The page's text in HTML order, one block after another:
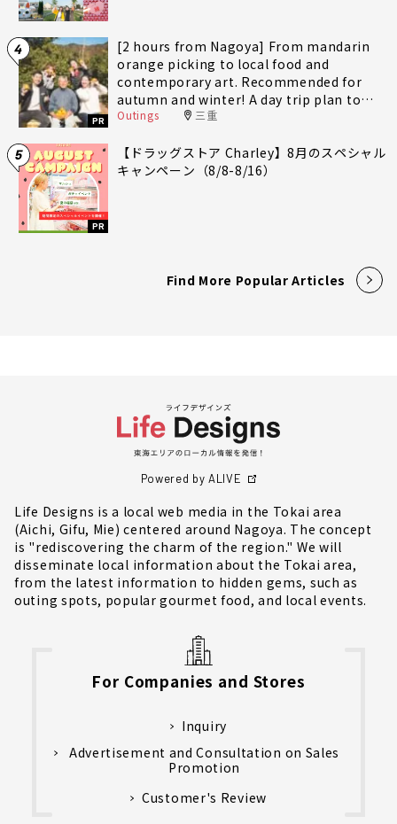
4
PR
[2 hours from Nagoya] From mandarin
orange picking to local food and
contemporary art. Recommended for
autumn and winter! A day trip plan to
fully enjoy Minami-Ise Town
Outings 三重
5
PR
【ドラッグストア Charley】8月のスペシャル
キャンペーン（8/8-8/16）
Find More Popular Articles
Powered by ALIVE
Life Designs is a local web media in the Tokai area
(Aichi, Gifu, Mie) centered around Nagoya. The concept
is "rediscovering the charm of the region." We will
disseminate local information about the Tokai area,
from the latest information to hidden gems, such as
outing spots, popular gourmet food, and local events.
For Companies and Stores
Inquiry
Advertisement and Consultation on Sales
Promotion
Customer's Review